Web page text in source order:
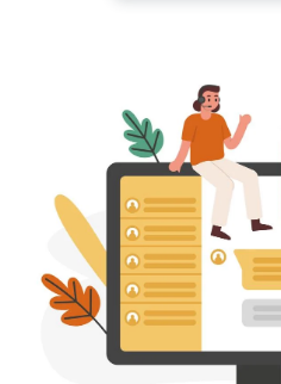
カスタマーサクセス人材派
カスタマーサクセスBPO
既存営業 AI BPO
カスタマーサポート代行
多言語カスタマーサポー
CSツール導入・運用支援
ツール選定・運用支援
Zendesk導入支援
組織作り
2025.04.23
意外と知らな
数の落とし穴
関数と、見落と
カスタマーサポート